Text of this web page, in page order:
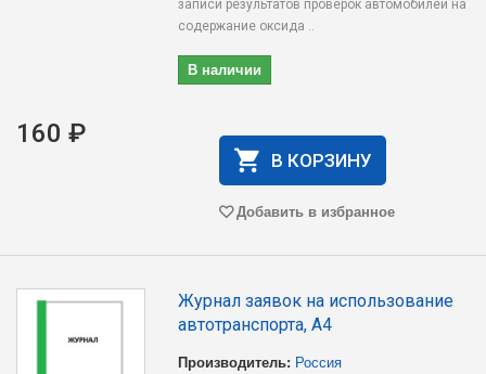
записи результатов проверок автомобилей на
содержание оксида ..
В наличии
160 ₽
В КОРЗИНУ
Добавить в избранное
Журнал заявок на использование
автотранспорта, А4
Производитель: Россия